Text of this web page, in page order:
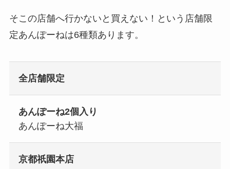
そこの店舗へ行かないと買えない！という店舗限
定あんぽーねは6種類あります。
全店舗限定
あんぽーね2個入り
あんぽーね大福
京都祇園本店